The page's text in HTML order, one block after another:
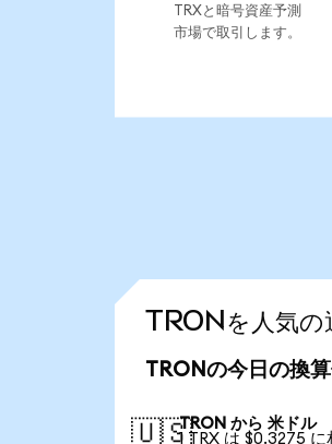
TRXと暗号資産予測
市場で取引します。
TRONを人気の
TRONの今日の換
🇺🇸TRON から 米ドル
1 TRX は $0.3275 に